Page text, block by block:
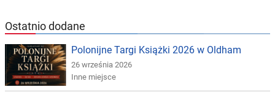
Ostatnio dodane
Polonijne Targi Książki 2026 w Oldham
26 września 2026
Inne miejsce